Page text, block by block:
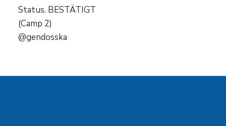
Status. BESTÄTIGT
(Camp 2)
@gendosska